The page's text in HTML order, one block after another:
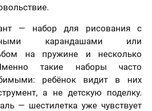
— набор для рисования с
карандашами или
на пружине и несколько
такие наборы часто
ребёнок видит в них
а не детскую поделку.
— шестилетка уже чувствует